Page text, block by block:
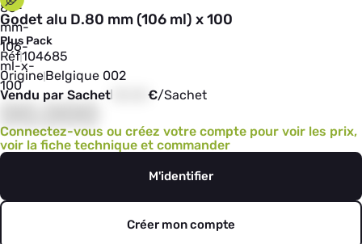
Godet alu D.80 mm (106 ml) x 100
Plus Pack
Réf104685
OrigineBelgique 002
Vendu par Sachet
€/Sachet
Connectez-vous ou créez votre compte pour voir les prix,
voir la fiche technique et commander
M'identifier
Créer mon compte